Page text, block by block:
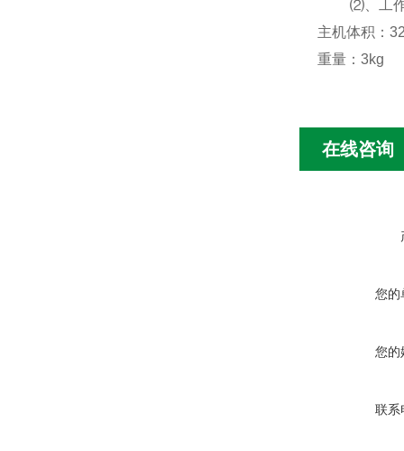
⑵、工
主机体积：
重量： 3kg
在线咨询
您的
您的
联系